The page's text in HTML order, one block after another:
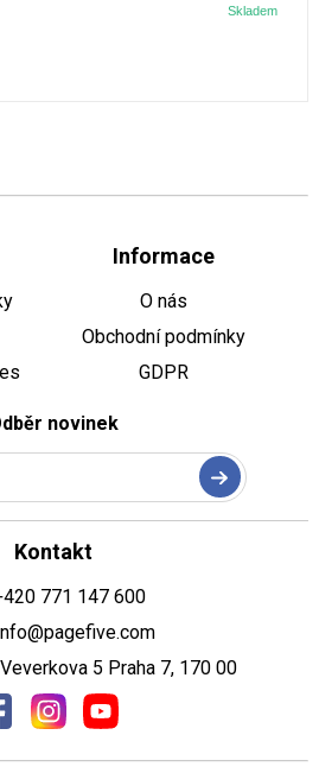
Skladem
Informace
O nás
Obchodní podmínky
GDPR
novinek
Kontakt
771 147 600
5 Praha 7, 170 00